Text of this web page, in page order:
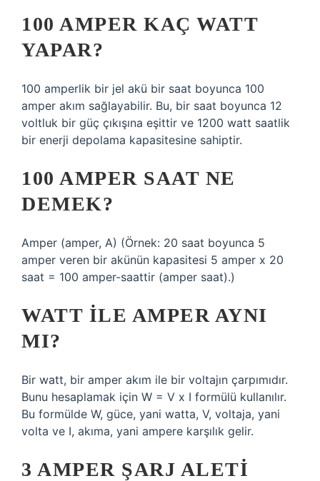
100 AMPER KAÇ WATT
YAPAR?
100 amperlik bir jel akü bir saat boyunca 100
amper akım sağlayabilir. Bu, bir saat boyunca 12
voltluk bir güç çıkışına eşittir ve 1200 watt saatlik
bir enerji depolama kapasitesine sahiptir.
100 AMPER SAAT NE
DEMEK?
Amper (amper, A) (Örnek: 20 saat boyunca 5
amper veren bir akünün kapasitesi 5 amper x 20
saat = 100 amper-saattir (amper saat).)
WATT ILE AMPER AYNI
MI?
Bir watt, bir amper akım ile bir voltajın çarpımıdır.
Bunu hesaplamak için W = V x I formülü kullanılır.
Bu formülde W, güce, yani watta, V, voltaja, yani
volta ve I, akıma, yani ampere karşılık gelir.
3 AMPER ŞARJ ALETI